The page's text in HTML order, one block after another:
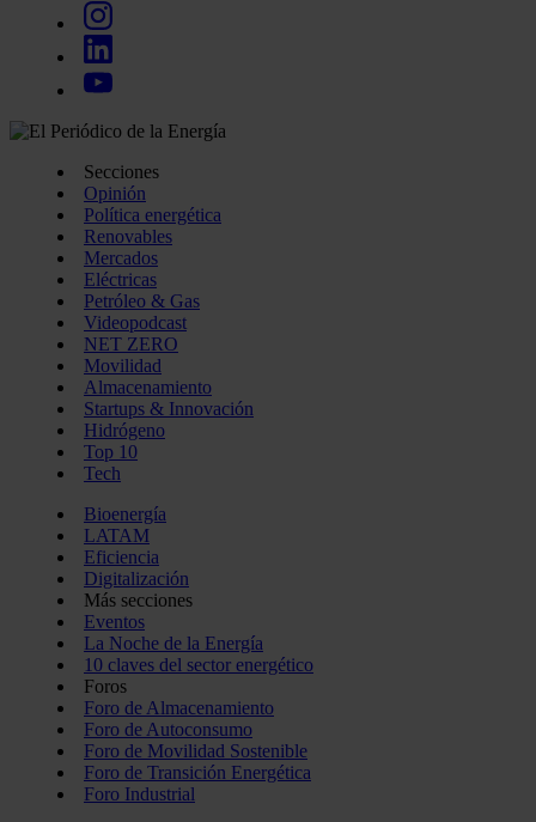
Secciones
Opinión
Política energética
Renovables
Mercados
Eléctricas
Petróleo & Gas
Videopodcast
NET ZERO
Movilidad
Almacenamiento
Startups & Innovación
Hidrógeno
Top 10
Tech
Bioenergía
LATAM
Eficiencia
Digitalización
Más secciones
Eventos
La Noche de la Energía
10 claves del sector energético
Foros
Foro de Almacenamiento
Foro de Autoconsumo
Foro de Movilidad Sostenible
Foro de Transición Energética
Foro Industrial